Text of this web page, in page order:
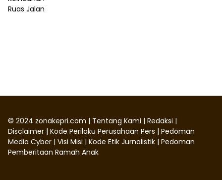
© 2024 zonakepri.com | Tentang Kami | Redaksi |
Disclaimer | Kode Perilaku Perusahaan Pers | Pedoman
Media Cyber | Visi Misi | Kode Etik Jurnalistik | Pedoman
Pemberitaan Ramah Anak